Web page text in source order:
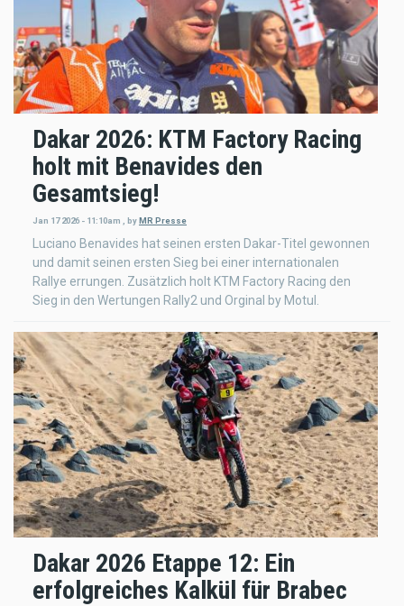
Dakar 2026: KTM Factory Racing
holt mit Benavides den
Gesamtsieg!
Jan 17 2026 - 11:10am byMR Presse
Luciano Benavides hat seinen ersten Dakar-Titel gewonnen
und damit seinen ersten Sieg bei einer internationalen
Rallye errungen. Zusätzlich holt KTM Factory Racing den
Sieg in den Wertungen Rally2 und Orginal by Motul.
Dakar 2026 Etappe 12: Ein
erfolgreiches Kalkül für Brabec